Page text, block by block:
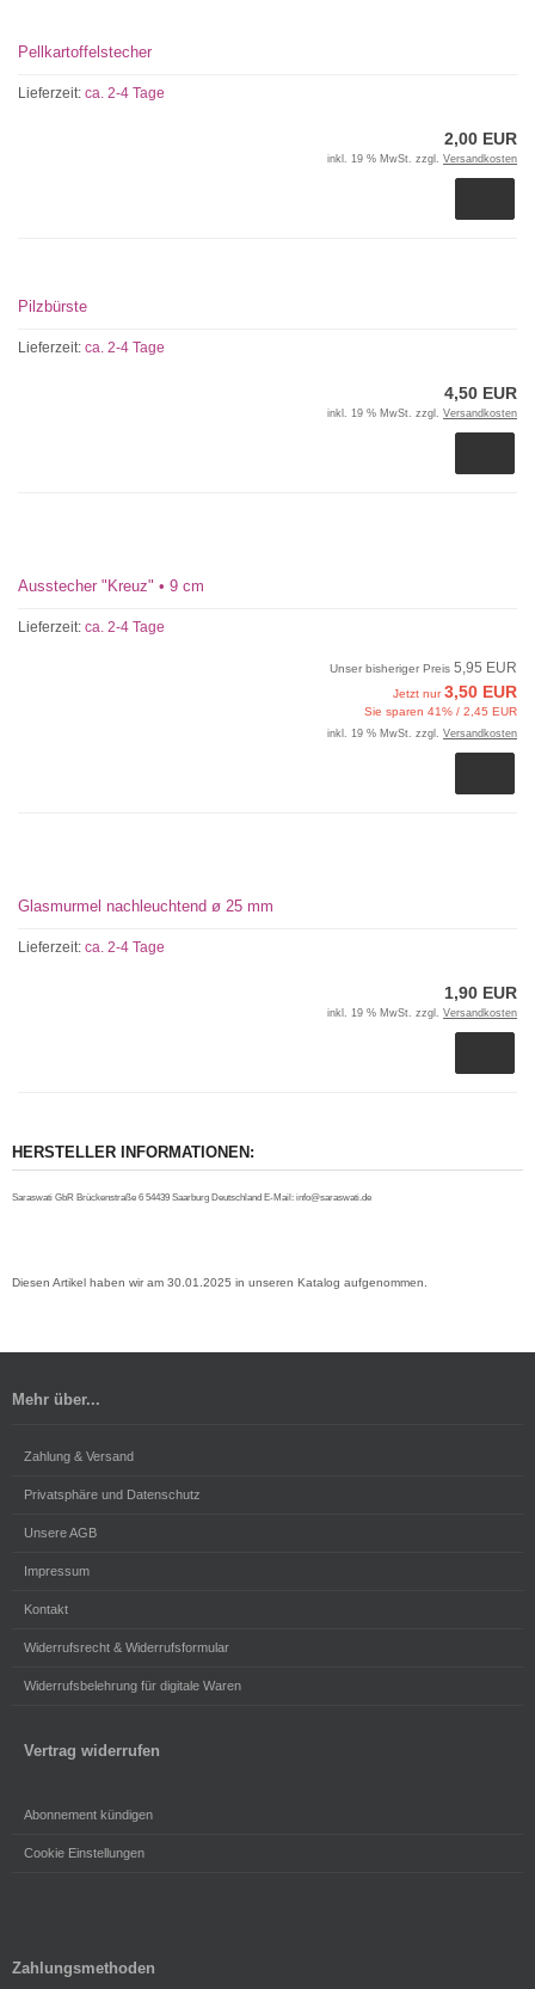
Pellkartoffelstecher
Lieferzeit: ca. 2-4 Tage
2,00 EUR
inkl. 19 % MwSt. zzgl. Versandkosten
Pilzbürste
Lieferzeit: ca. 2-4 Tage
4,50 EUR
inkl. 19 % MwSt. zzgl. Versandkosten
Ausstecher "Kreuz" • 9 cm
Lieferzeit: ca. 2-4 Tage
Unser bisheriger Preis 5,95 EUR
Jetzt nur3,50 EUR
Sie sparen 41% / 2,45 EUR
inkl. 19 % MwSt. zzgl. Versandkosten
Glasmurmel nachleuchtend ø 25 mm
Lieferzeit: ca. 2-4 Tage
1,90 EUR
inkl. 19 % MwSt. zzgl. Versandkosten
HERSTELLER INFORMATIONEN:
Saraswati GbR Brückenstraße 6 54439 Saarburg Deutschland E-Mail: info@saraswati.de
Diesen Artikel haben wir am 30.01.2025 in unseren Katalog aufgenommen.
Mehr über...
Zahlung & Versand
Privatsphäre und Datenschutz
Unsere AGB
Impressum
Kontakt
Widerrufsrecht & Widerrufsformular
Widerrufsbelehrung für digitale Waren
Vertrag widerrufen
Abonnement kündigen
Cookie Einstellungen
Zahlungsmethoden